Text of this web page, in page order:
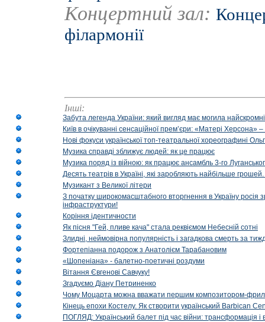
Концертний зал:
філармонії
Інші:
Забута легенда України: який вигляд має могила
Київ в очікуванні сенсаційної прем’єри: «Матері
Нові фокуси української топ-театральної хореографині
Музика справді зближує людей: як це працює
Музика поряд із війною: як працює ансамбль 3-го
Десять театрів в Україні, які заробляють найбільше
Музикант з Великої літери
З початку широкомасштабного вторгнення в Україну росія
інфраструктури!
Коріння ідентичности
Як пісня "Гей, пливе кача" стала реквіємом Небесній сотні
Злидні, неймовірна популярність і загадкова смерть за
Фортепіанна подорож з Анатолієм Тарабановим
«Шопеніана» - балетно-поетичні роздуми
Вітання Євгенові Савчуку!
Згадуємо Діану Петриненко
Чому Моцарта можна вважати першим композитором-
Кінець епохи Костелу. Як створити український Barbican
ПОГЛЯД: Український балет під час війни: трансформація і